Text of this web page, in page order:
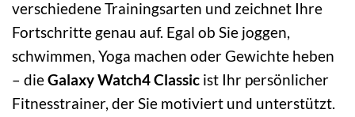
verschiedene Trainingsarten und zeichnet Ihre
Fortschritte genau auf. Egal ob Sie joggen,
schwimmen, Yoga machen oder Gewichte heben
– dieGalaxy Watch4 Classic ist Ihr persönlicher
Fitnesstrainer, der Sie motiviert und unterstützt.